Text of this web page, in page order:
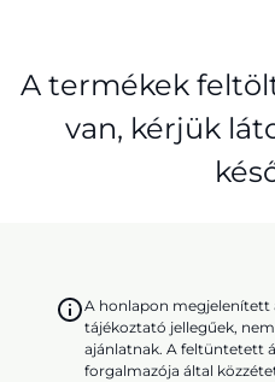
A termékek
van, kérjük
A honlapon megjelenített
tájékoztató jellegűek,
ajánlatnak. A feltüntetett
forgalmazója által